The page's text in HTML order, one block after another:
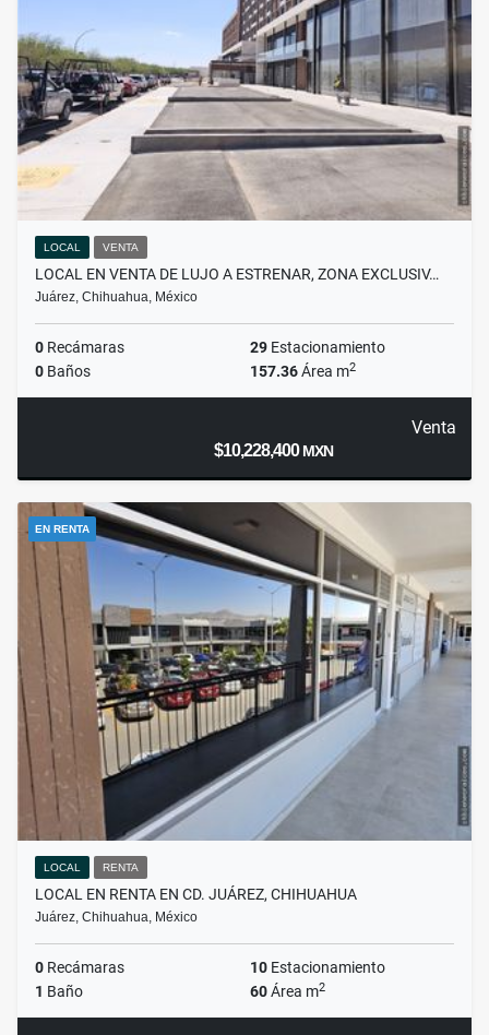
LOCAL VENTA
LOCAL EN VENTA DE LUJO A ESTRENAR, ZONA EXCLUSIV…
Juárez, Chihuahua, México
0 Recámaras 29 Estacionamiento
0 Baños 157.36Área m2
Venta
$10,228,400MXN
EN RENTA
LOCAL RENTA
LOCAL EN RENTA EN CD. JUÁREZ, CHIHUAHUA
Juárez, Chihuahua, México
0 Recámaras 10 Estacionamiento
1 Baño 60Área m2